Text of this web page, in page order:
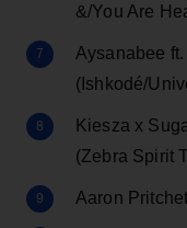
&/You Are
Aysanabee
(Ishkodé/
Kiesza x
(Zebra Spirit
Aaron